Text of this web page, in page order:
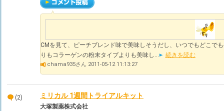
CMを見て、ピーチブレンド味で美味しそうだし、いつでもどこで
りもコラーゲンの粉末タイプよりも美味し...
続きを読む
chama935さん 2011-05-12 11:13:27
(2) ミリカル 1週間トライアルキット
大塚製薬株式会社